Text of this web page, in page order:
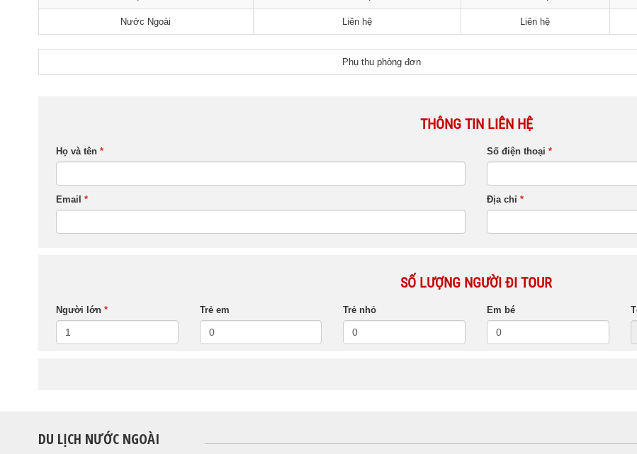
Nước Ngoài Liên hệ Liên hệ
Phụ thu phòng đơn
THÔNG TIN LIÊN HỆ
Họ và tên * Số điện thoại *
Email * Địa chỉ *
SỐ LƯỢNG NGƯỜI ĐI TOUR
Người lớn * Trẻ em Trẻ nhỏ Em bé
DU LỊCH NƯỚC NGOÀI